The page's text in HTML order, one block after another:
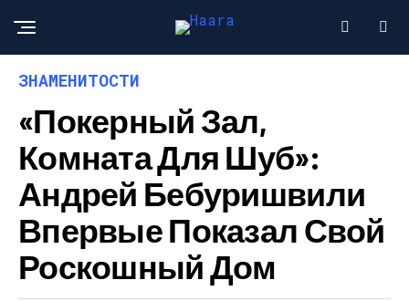
ЗНАМЕНИТОСТИ
«Покерный Зал,
Комната Для Шуб»:
Андрей Бебуришвили
Впервые Показал Свой
Роскошный Дом